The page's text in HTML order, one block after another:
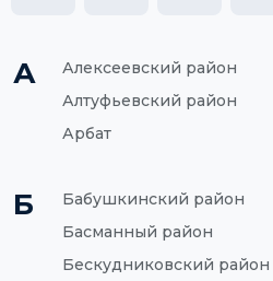
А
Алексеевский район
Алтуфьевский район
Арбат
Б
Бабушкинский район
Басманный район
Бескудниковский район